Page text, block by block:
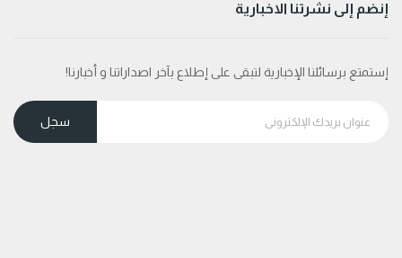
إنضم إلى نشرتنا الاخبارية
إستمتع برسائلنا الإخبارية لتبقى على إطلاع بآخر اصداراتنا و أخبارنا!